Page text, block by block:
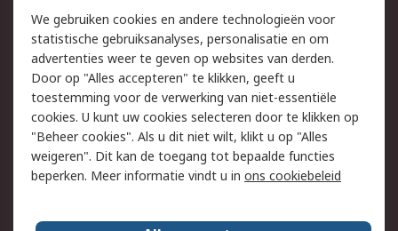
Track & Trace
Wettelijk
Cookiebeleid
Email veiligheid
Privacybeleid -
Bijgewerkt
Websitevoorwaarden
Algemene
verkoopvoorwaarden
Over RS
We gebruiken cookies en andere technologieën voor
statistische gebruiksanalyses, personalisatie en om
advertenties weer te geven op websites van derden.
Door op "Alles accepteren" te klikken, geeft u
toestemming voor de verwerking van niet-essentiële
cookies. U kunt uw cookies selecteren door te klikken op
"Beheer cookies". Als u dit niet wilt, klikt u op "Alles
weigeren". Dit kan de toegang tot bepaalde functies
beperken. Meer informatie vindt u in ons cookiebeleid